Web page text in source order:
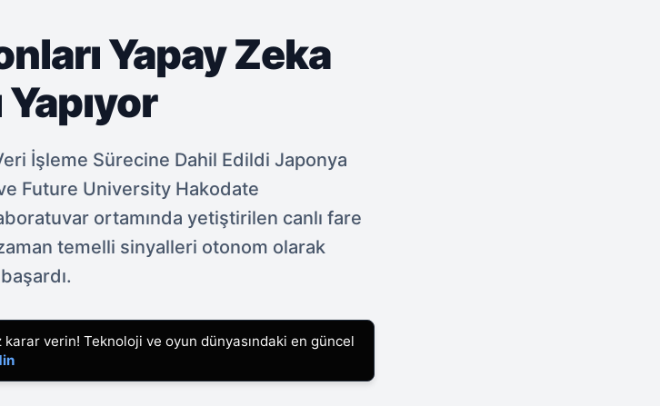
Yapay Zeka
İşleme Sürecine Dahil Edildi Japonya
Future University Hakodate
ortamında yetiştirilen canlı fare
temelli sinyalleri otonom olarak
verin! Teknoloji ve oyun dünyasındaki en güncel